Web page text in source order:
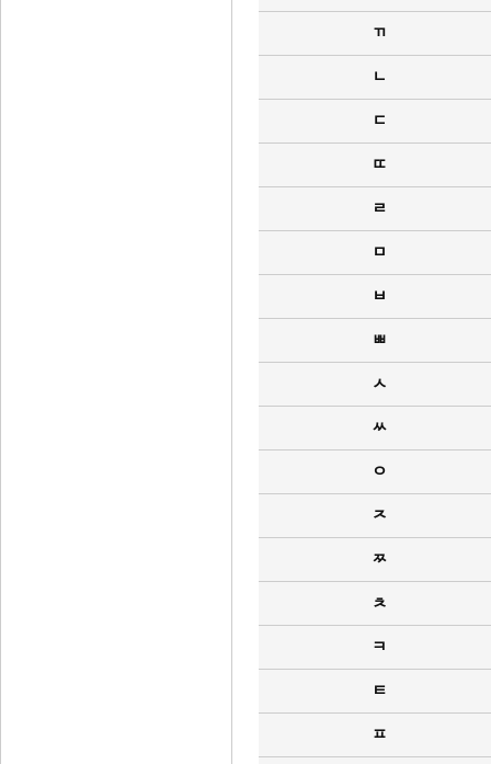
ㄲ
ㄴ
ㄷ
ㄸ
ㄹ
ㅁ
ㅂ
ㅃ
ㅅ
ㅆ
ㅇ
ㅈ
ㅉ
ㅊ
ㅋ
ㅌ
ㅍ